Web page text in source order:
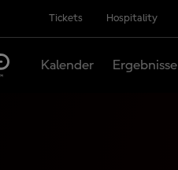
Tickets Hospitality
Kalender Ergebnisse